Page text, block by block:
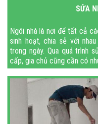
SỬA
Ngôi nhà là nơi để tất cả
sinh hoạt, chia sẻ với
trong ngày. Qua quá trình
cấp, gia chủ cũng cần có